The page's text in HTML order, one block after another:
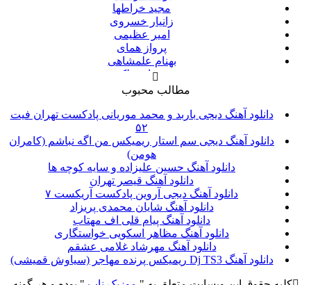
مجید خراطها
زانیار خسروی
امیر عظیمی
پرواز همای
بهنام علمشاهی
سینا سرلک
علی شیرازی
قاسم افشار
شهاب مظفری
علیرضا قربانی
پیوند
مانی رهنما
محسن یاحقی
امین حبیبی
حبیب
حجت اشرف زاده
پازل بند
احمد سعیدی
حمید عسکری
مسعود صادقلو
مطالب محبوب
دانلود آهنگ دیجی باربد و محمد موریانی پادکست تهران فیت
۵۲
دانلود آهنگ دیجی سم استار ریمیکس من اگه نباشم (کامران
هومن)
دانلود آهنگ حسین علیزاده و سایه کوچه ها
دانلود آهنگ قیصر تهران
دانلود آهنگ دیجی آروین پادکست آریکست ۷
دانلود آهنگ شایان محمدی پریزاد
دانلود آهنگ پیام قلی اف مهتاب
دانلود آهنگ مظاهر اسکویی خواستگاری
دانلود آهنگ مهرشاد غلامی عشقم
دانلود آهنگ Dj TS3 ریمیکس پرنده مهاجر (سیاوش قمیشی)